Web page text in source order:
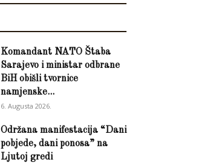
Komandant NATO Štaba
Sarajevo i ministar odbrane
BiH obišli tvornice
namjenske...
6. Augusta 2026.
Održana manifestacija “Dani
pobjede, dani ponosa” na
Ljutoj gredi